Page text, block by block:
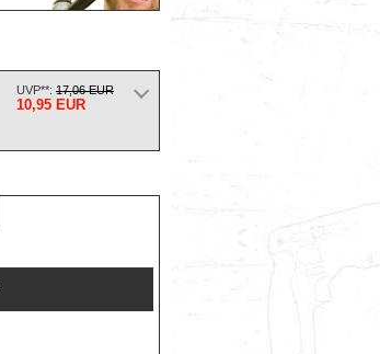
UVP**: 17,06 EUR
10,95 EUR